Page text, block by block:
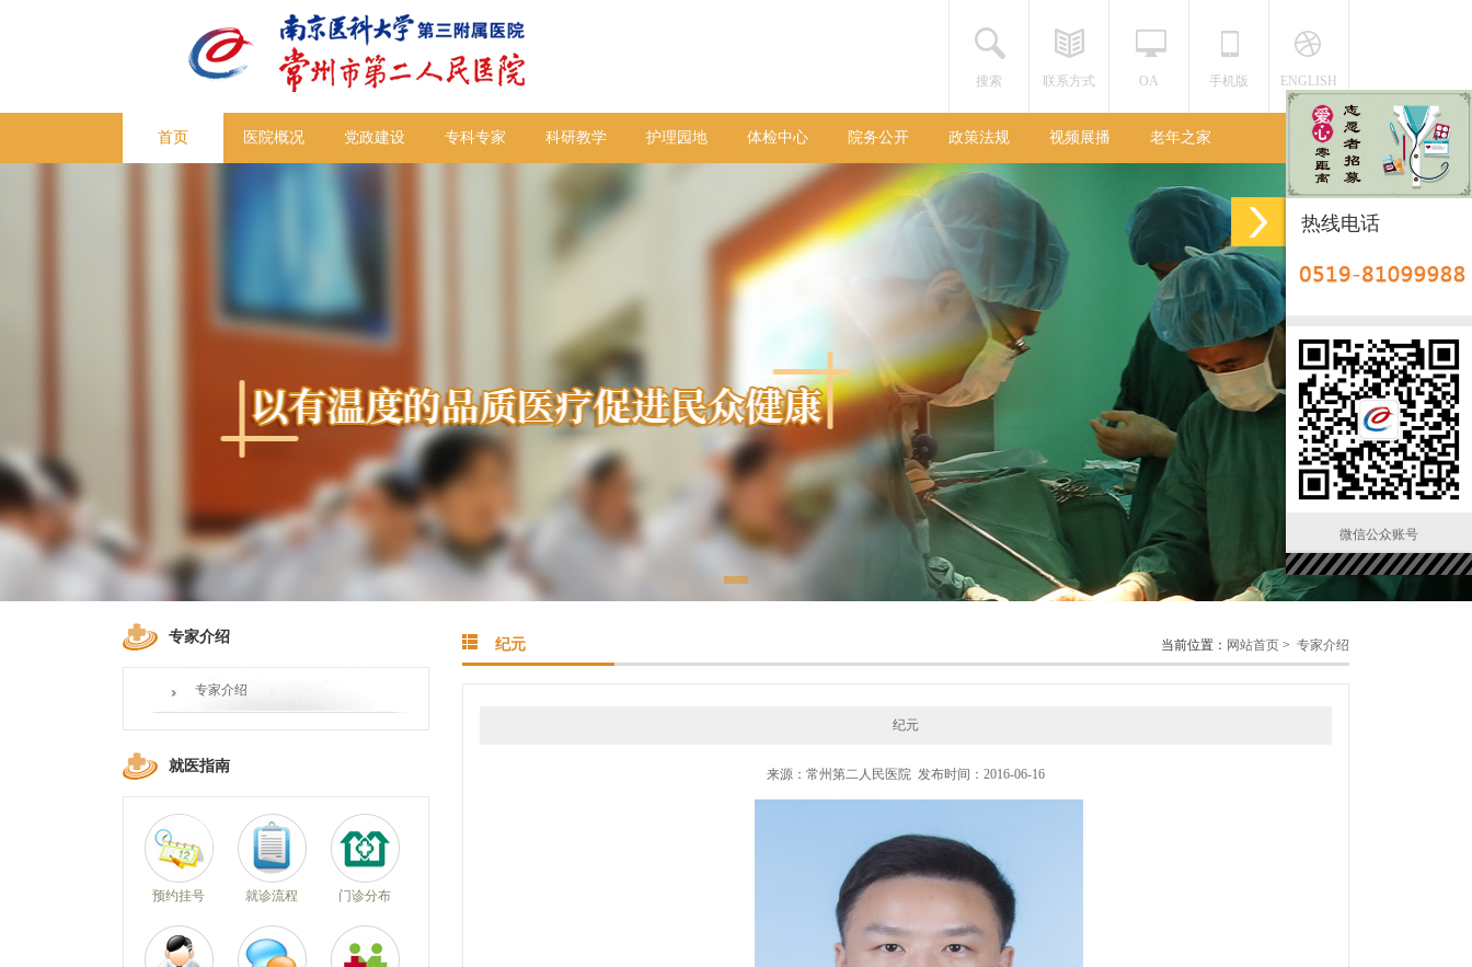
搜索 联系方式 OA 手机版 ENGLISH
首页 医院概况 党政建设 专科专家 科研教学 护理园地 体检中心 院务公开 政策法规 视频展播 老年之家
专家介绍
专家介绍
就医指南
预约挂号 就诊流程 门诊分布
当前位置： 网站首页 > 专家介绍
纪元
纪元
来源：常州第二人民医院 发布时间：2016-06-16
热线电话
微信公众账号